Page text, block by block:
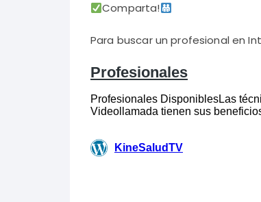
Comparta!
Para buscar un profesional en